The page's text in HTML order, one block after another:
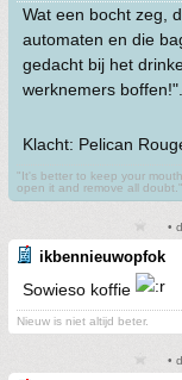
Wat een bocht zeg,
automaten en die
gedacht bij het
werknemers boffen!".
Klacht: Pelican
"It's better to keep your
open it and remove all doubt."
•
ikbennieuwopfok
Sowieso koffie
Nieuw is niet altijd beter.
•